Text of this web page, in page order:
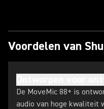
Voordelen van
De MoveMic 88+ is
audio van hoge kwaliteit